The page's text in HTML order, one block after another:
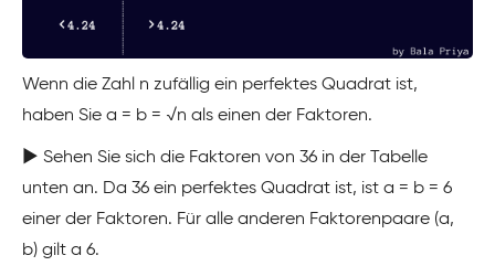
Wenn die Zahl n zufällig ein perfektes Quadrat ist,
haben Sie a = b = √n als einen der Faktoren.
▶️ Sehen Sie sich die Faktoren von 36 in der Tabelle
unten an. Da 36 ein perfektes Quadrat ist, ist a = b = 6
einer der Faktoren. Für alle anderen Faktorenpaare (a,
b) gilt a 6.